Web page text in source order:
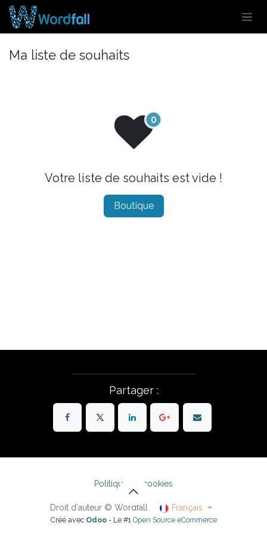
Se rendre au contenu
Ma liste de souhaits
Votre liste de souhaits est vide !
Boutique
Partager :
Politique de cookies
Droit d'auteur © Wordfall Français
Créé avec Odoo - Le #1 Open Source eCommerce